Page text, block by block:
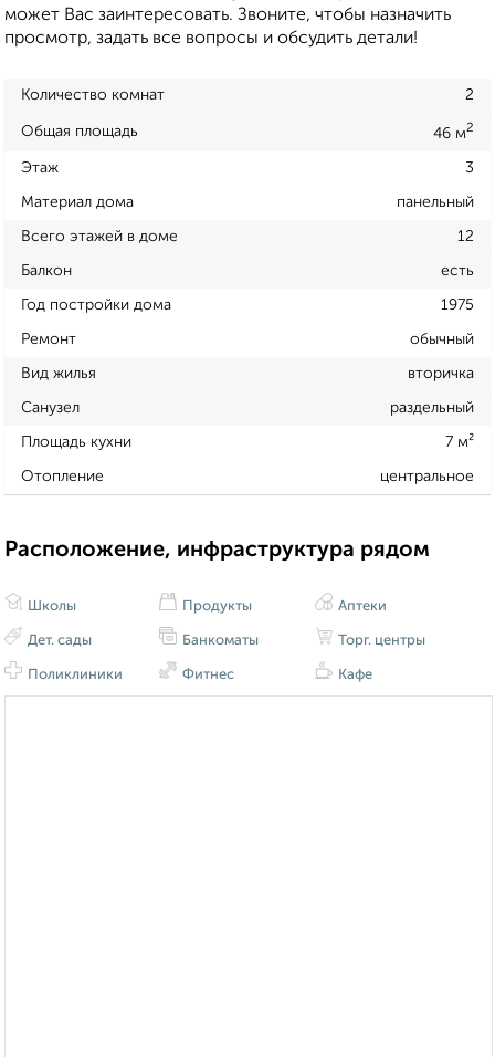
может Вас заинтересовать. Звоните, чтобы назначить
просмотр, задать все вопросы и обсудить детали!
Количество комнат 2
Общая площадь 46 м2
Этаж 3
Материал дома панельный
Всего этажей в доме 12
Балкон есть
Год постройки дома 1975
Ремонт обычный
Вид жилья вторичка
Санузел раздельный
Площадь кухни 7 м²
Отопление центральное
Расположение, инфраструктура рядом
Школы
Дет. сады
Поликлиники
Продукты
Банкоматы
Фитнес
Аптеки
Торг. центры
Кафе